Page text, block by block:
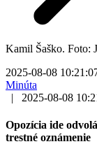
Kamil Šaško. Foto:
2025-08-08
Minúta
|
2025-08-08
Opozícia ide
trestné oznámenie